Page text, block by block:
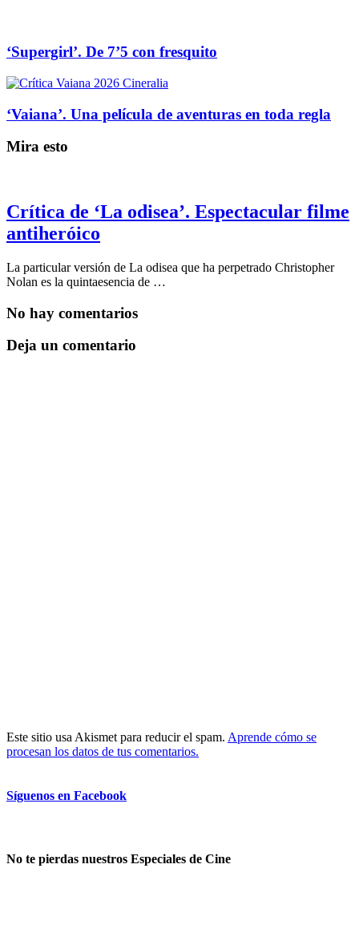
‘Supergirl’. De 7’5 con fresquito
‘Vaiana’. Una película de aventuras en toda regla
Mira esto
Crítica de ‘La odisea’. Espectacular filme
antiheróico
La particular versión de La odisea que ha perpetrado Christopher
Nolan es la quintaesencia de …
No hay comentarios
Deja un comentario
Este sitio usa Akismet para reducir el spam. Aprende cómo se
procesan los datos de tus comentarios.
Síguenos en Facebook
No te pierdas nuestros Especiales de Cine